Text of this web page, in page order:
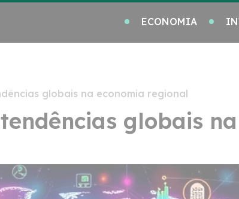
ECONOMIA
globais na economia regional
globais